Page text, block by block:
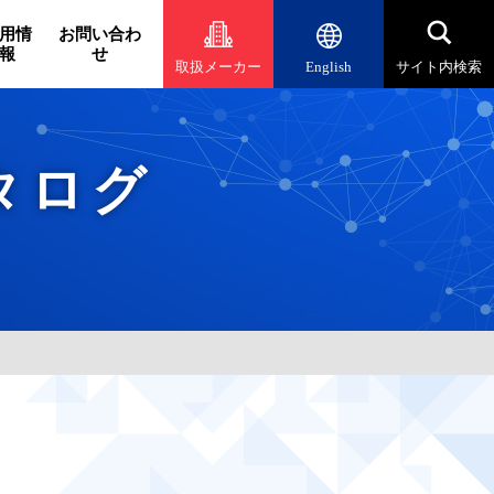
情
報
お問い合わ
せ
取扱メーカー English サイト内検索
ログ